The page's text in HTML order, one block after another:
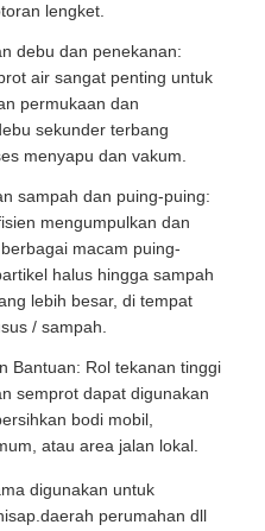
lengket.
debu dan penekanan:
air sangat penting untuk
permukaan dan
sekunder terbang
menyapu dan vakum.
sampah dan puing-puing:
mengumpulkan dan
macam puing-
halus hingga sampah
lebih besar, di tempat
/ sampah.
Bantuan: Rol tekanan tinggi
semprot dapat digunakan
bodi mobil,
atau area jalan lokal.
digunakan untuk
perumahan dll